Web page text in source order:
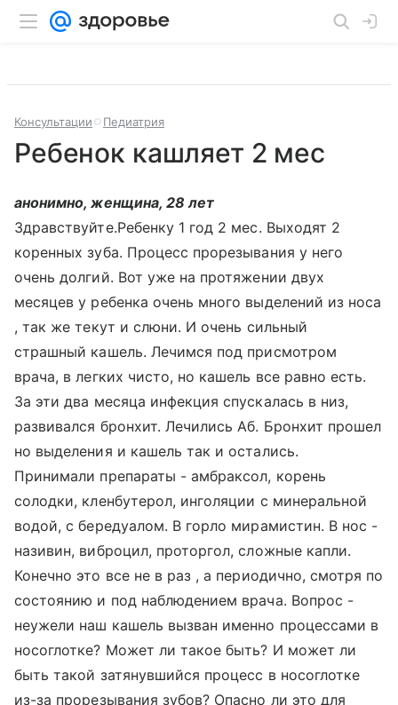
Консультации Педиатрия
Ребенок кашляет 2 мес
анонимно, женщина, 28 лет
Здравствуйте.Ребенку 1 год 2 мес. Выходят 2
коренных зуба. Процесс прорезывания у него
очень долгий. Вот уже на протяжении двух
месяцев у ребенка очень много выделений из носа
, так же текут и слюни. И очень сильный
страшный кашель. Лечимся под присмотром
врача, в легких чисто, но кашель все равно есть.
За эти два месяца инфекция спускалась в низ,
развивался бронхит. Лечились Аб. Бронхит прошел
но выделения и кашель так и остались.
Принимали препараты - амбраксол, корень
солодки, кленбутерол, инголяции с минеральной
водой, с бередуалом. В горло мирамистин. В нос -
називин, виброцил, проторгол, сложные капли.
Конечно это все не в раз , а периодично, смотря по
состоянию и под наблюдением врача. Вопрос -
неужели наш кашель вызван именно процессами в
носоглотке? Может ли такое быть? И может ли
быть такой затянувшийся процесс в носоглотке
из-за прорезывания зубов? Опасно ли это для